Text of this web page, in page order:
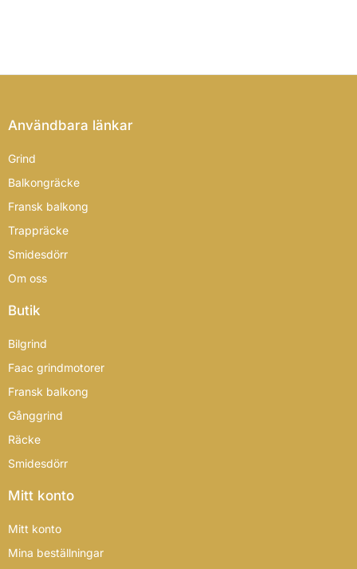
Användbara länkar
Grind
Balkongräcke
Fransk balkong
Trappräcke
Smidesdörr
Om oss
Butik
Bilgrind
Faac grindmotorer
Fransk balkong
Gånggrind
Räcke
Smidesdörr
Mitt konto
Mitt konto
Mina beställningar